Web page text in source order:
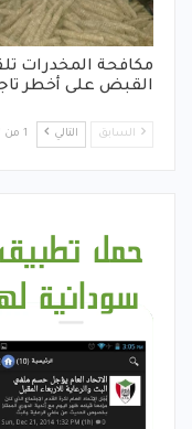
مكافحة المخدرات
القبض على أخطر
السابق التالي 1 من 377